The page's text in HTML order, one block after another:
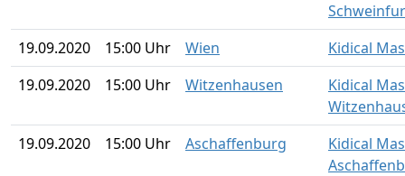
19.09.2020
15:00 Uhr Wien
Kidical
19.09.2020
15:00 Uhr Witzenhausen
Kidical
19.09.2020
15:00 Uhr Aschaffenburg
Kidical